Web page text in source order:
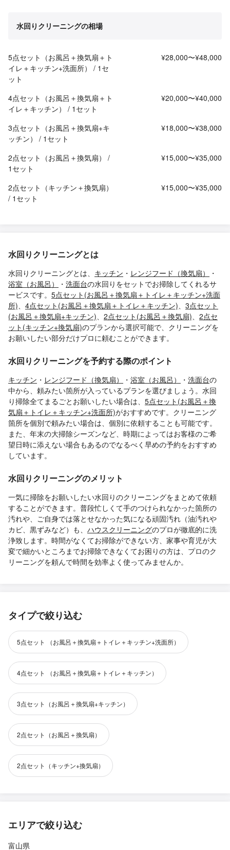
水回りクリーニングの相場
5点セット（お風呂＋換気扇＋ト
イレ＋キッチン+洗面所） / 1セ
ット
¥28,000〜¥48,000
4点セット（お風呂＋換気扇＋ト
イレ＋キッチン） / 1セット
¥20,000〜¥40,000
3点セット（お風呂＋換気扇+キ
ッチン） / 1セット
¥18,000〜¥38,000
2点セット（お風呂＋換気扇） /
1セット
¥15,000〜¥35,000
2点セット（キッチン＋換気扇）
/ 1セット
¥15,000〜¥35,000
水回りクリーニングとは
水回りクリーニングとは、 キッチン ・ レンジフード（換気扇）
・
浴室（お風呂）
・ 洗面台の水回りをセットでお掃除してくれるサ
ービスです。 5点セット(お風呂＋換気扇＋トイレ＋キッチン+洗面
所)
4点セット(お風呂＋換気扇＋トイレ＋キッチン)
3点セット
(お風呂＋換気扇+キッチン)
2点セット(お風呂＋換気扇)
2点セ
ット(キッチン+換気扇)のプランから選択可能で、クリーニングを
お願いしたい部分だけプロに頼むことができます。
水回りクリーニングを予約する際のポイント
キッチン ・ レンジフード（換気扇） ・ 浴室（お風呂） ・ 洗面台の
中から、頼みたい箇所が入っているプランを選びましょう。水回
り掃除全てまるごとお願いしたい場合は、 5点セット(お風呂＋換
気扇＋トイレ＋キッチン+洗面所)がおすすめです。クリーニング
箇所を個別で頼みたい場合は、個別に依頼することも可能です。
また、年末の大掃除シーズンなど、時期によってはお客様のご希
望日時に添えない場合もあるのでなるべく早めの予約をおすすめ
しています。
水回りクリーニングのメリット
一気に掃除をお願いしたい水回りのクリーニングをまとめて依頼
することができます。普段忙しくて手のつけられなかった箇所の
汚れや、ご自身では落とせなかった気になる頑固汚れ（油汚れや
カビ、黒ずみなど）も、 ハウスクリーニングのプロが徹底的に洗
浄致します。時間がなくてお掃除ができない方、家事や育児が大
変で細かいところまでお掃除できなくてお困りの方は、プロのク
リーニングを頼んで時間を効率よく使ってみませんか。
タイプで絞り込む
5点セット （お風呂＋換気扇＋トイレ＋キッチン+洗面所）
4点セット （お風呂＋換気扇＋トイレ＋キッチン）
3点セット（お風呂＋換気扇+キッチン）
2点セット（お風呂＋換気扇）
2点セット（キッチン+換気扇）
エリアで絞り込む
富山県